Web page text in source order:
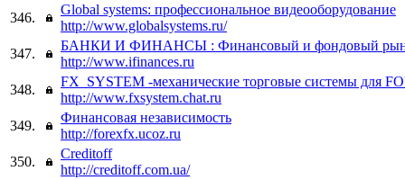
346.
Global systems: профессиональное видеооборудование
http://www.globalsystems.ru/
347.
БАНКИ И ФИНАНСЫ : Финансовый и фондовый
http://www.ifinances.ru
348.
FX_SYSTEM -механические торговые системы для
http://www.fxsystem.chat.ru
349.
Финансовая независимость
http://forexfx.ucoz.ru
350.
Creditoff
http://creditoff.com.ua/